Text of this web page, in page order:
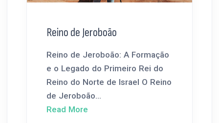
Reino de Jeroboão
Reino de Jeroboão: A Formação
e o Legado do Primeiro Rei do
Reino do Norte de Israel O Reino
de Jeroboão...
Read More